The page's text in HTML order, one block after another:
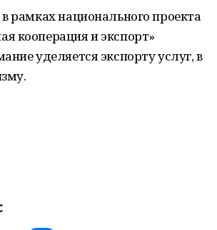
рамках национального проекта
кооперация и экспорт»
уделяется экспорту услуг, в